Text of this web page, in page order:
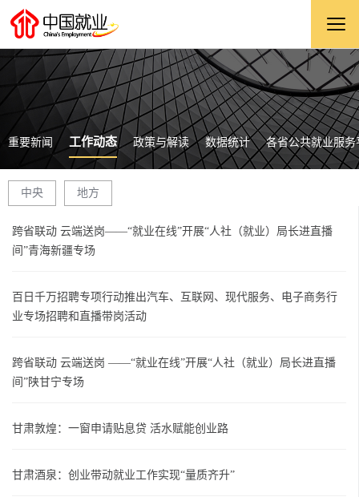
重要新闻 工作动态 政策与解读 数据统计 各省公共就业服务
中央 地方
跨省联动 云端送岗——“就业在线”开展“人社（就业）局长进直播
间”青海新疆专场
百日千万招聘专项行动推出汽车、互联网、现代服务、电子商务行
业专场招聘和直播带岗活动
跨省联动 云端送岗 ——“就业在线”开展“人社（就业）局长进直播
间”陕甘宁专场
甘肃敦煌：一窗申请贴息贷 活水赋能创业路
甘肃酒泉：创业带动就业工作实现“量质齐升”